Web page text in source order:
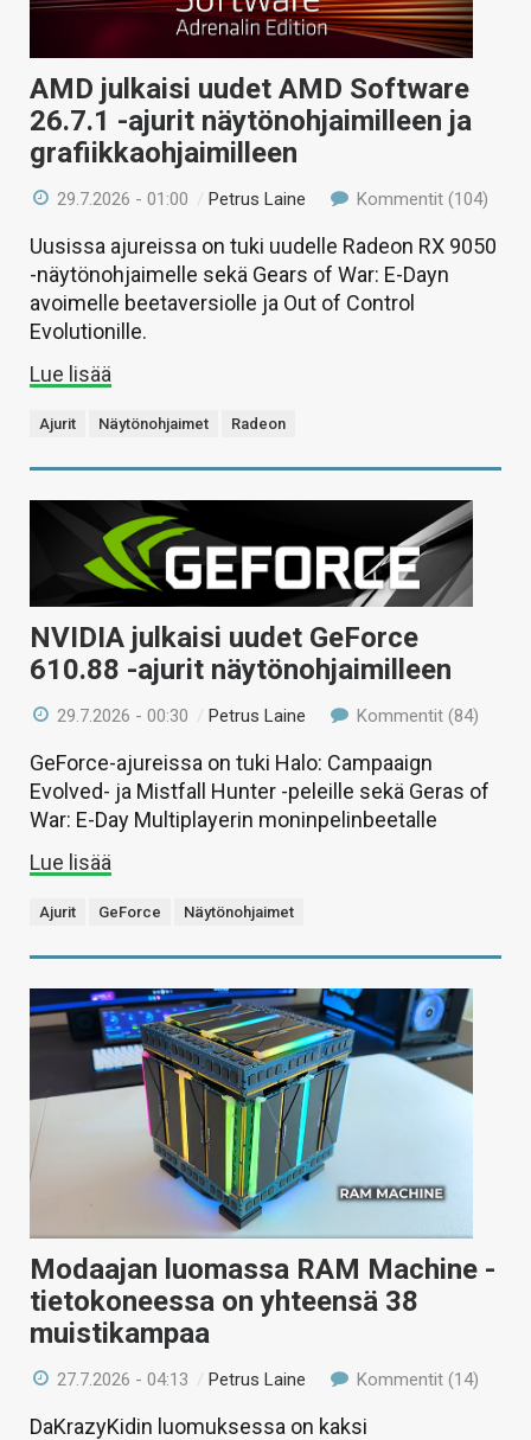
AMD julkaisi uudet AMD Software
26.7.1 -ajurit näytönohjaimilleen ja
grafiikkaohjaimilleen
29.7.2026 - 01:00 / Petrus Laine Kommentit (104)
Uusissa ajureissa on tuki uudelle Radeon RX 9050
-näytönohjaimelle sekä Gears of War: E-Dayn
avoimelle beetaversiolle ja Out of Control
Evolutionille.
Lue lisää
Ajurit Näytönohjaimet Radeon
NVIDIA julkaisi uudet GeForce
610.88 -ajurit näytönohjaimilleen
29.7.2026 - 00:30 / Petrus Laine Kommentit (84)
GeForce-ajureissa on tuki Halo: Campaaign
Evolved- ja Mistfall Hunter -peleille sekä Geras of
War: E-Day Multiplayerin moninpelinbeetalle
Lue lisää
Ajurit GeForce Näytönohjaimet
Modaajan luomassa RAM Machine -
tietokoneessa on yhteensä 38
muistikampaa
27.7.2026 - 04:13 /Petrus Laine Kommentit (14)
DaKrazyKidin luomuksessa on kaksi